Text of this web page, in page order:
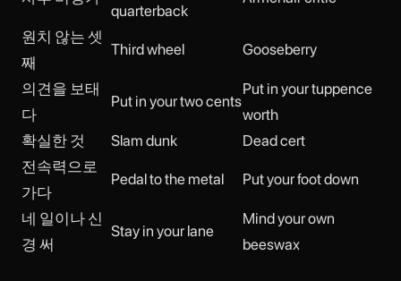
quarterback
원치 않는 셋
째
Third wheel Gooseberry
의견을 보태
다
Put in your two cents
Put in your tuppence
worth
확실한 것
Slam dunk
Dead cert
전속력으로
가다
Pedal to the metal Put your foot down
네 일이나 신
경 써
Stay in your lane
Mind your own
beeswax